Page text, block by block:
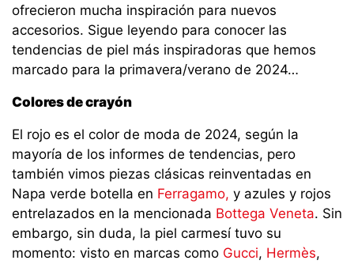
ofrecieron mucha inspiración para nuevos
accesorios. Sigue leyendo para conocer las
tendencias de piel más inspiradoras que hemos
marcado para la primavera/verano de 2024…
Colores de crayón
El rojo es el color de moda de 2024, según la
mayoría de los informes de tendencias, pero
también vimos piezas clásicas reinventadas en
Napa verde botella en Ferragamo, y azules y rojos
entrelazados en la mencionada Bottega Veneta. Sin
embargo, sin duda, la piel carmesí tuvo su
momento: visto en marcas como Gucci, Hermès,